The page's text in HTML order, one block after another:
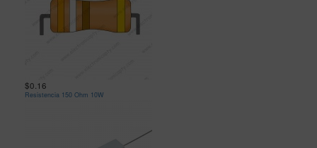
$0.16
Resistencia 150 Ohm 10W